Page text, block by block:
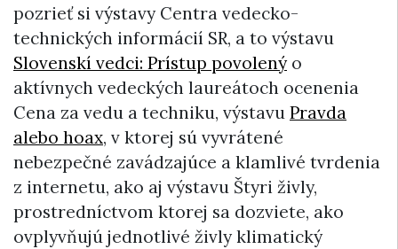
pozrieť si výstavy Centra vedecko-
technických informácií SR, a to výstavu
Slovenskí vedci: Prístup povolenýo
aktívnych vedeckých laureátoch ocenenia
Cena za vedu a techniku, výstavu Pravda
alebo hoax, v ktorej sú vyvrátené
nebezpečné zavádzajúce a klamlivé tvrdenia
z internetu, ako aj výstavu Štyri živly,
prostredníctvom ktorej sa dozviete, ako
ovplyvňujú jednotlivé živly klimatický